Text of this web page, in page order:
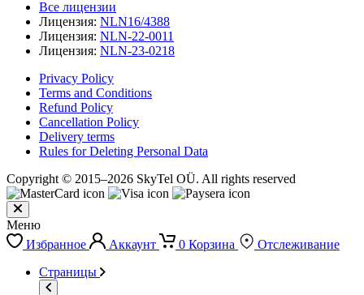
Все лицензии
Лицензия: NLN16/4388
Лицензия: NLN-22-0011
Лицензия: NLN-23-0218
Privacy Policy
Terms and Conditions
Refund Policy
Cancellation Policy
Delivery terms
Rules for Deleting Personal Data
Copyright © 2015–2026 SkyTel OÜ. All rights reserved
Меню
Избранное
Аккаунт 0 Корзина
Отслеживание
Страницы